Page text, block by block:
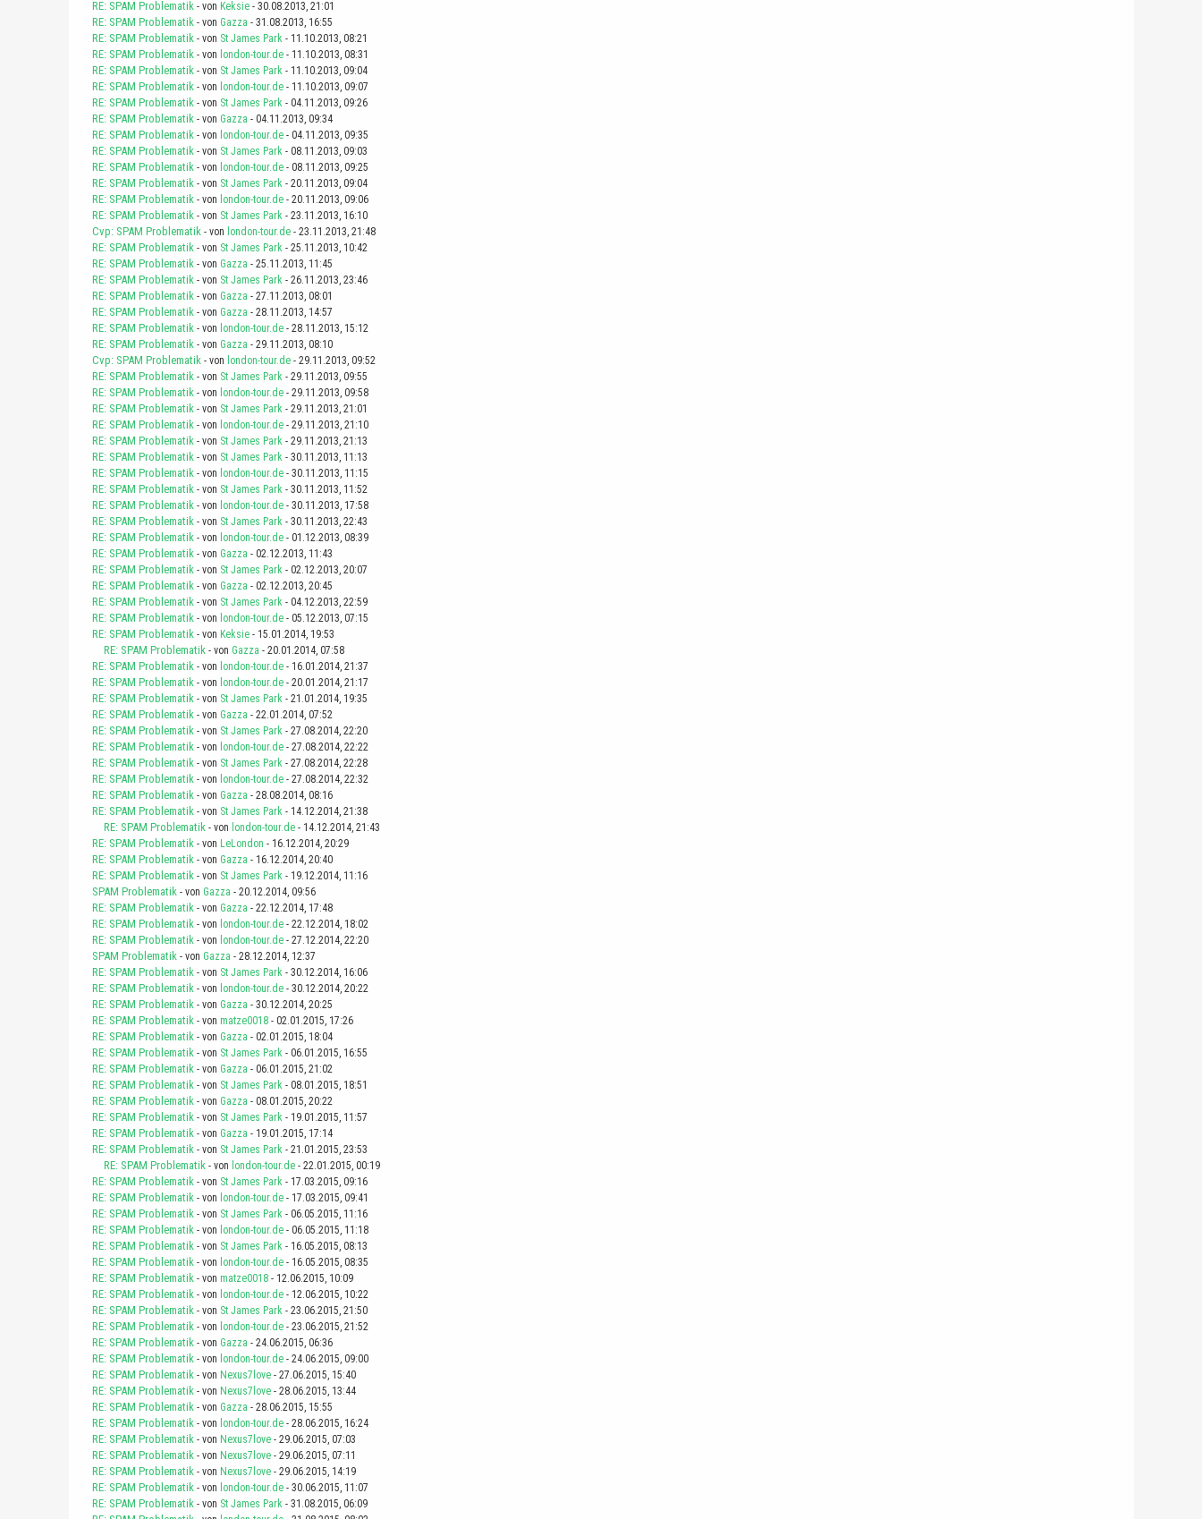
RE: SPAM Problematik - von Keksie- 30.08.2013, 21:01
RE: SPAM Problematik - von Gazza - 31.08.2013, 16:55
RE: SPAM Problematik - von St James Park- 11.10.2013, 08:21
RE: SPAM Problematik - von london-tour.de- 11.10.2013, 08:31
RE: SPAM Problematik - von St James Park- 11.10.2013, 09:04
RE: SPAM Problematik - von london-tour.de- 11.10.2013, 09:07
RE: SPAM Problematik - von St James Park- 04.11.2013, 09:26
RE: SPAM Problematik - von Gazza - 04.11.2013, 09:34
RE: SPAM Problematik - von london-tour.de- 04.11.2013, 09:35
RE: SPAM Problematik - von St James Park- 08.11.2013, 09:03
RE: SPAM Problematik - von london-tour.de- 08.11.2013, 09:25
RE: SPAM Problematik - von St James Park- 20.11.2013, 09:04
RE: SPAM Problematik - von london-tour.de- 20.11.2013, 09:06
RE: SPAM Problematik - von St James Park- 23.11.2013, 16:10
Cvp: SPAM Problematik - von london-tour.de- 23.11.2013, 21:48
RE: SPAM Problematik - von St James Park- 25.11.2013, 10:42
RE: SPAM Problematik - von Gazza - 25.11.2013, 11:45
RE: SPAM Problematik - von St James Park- 26.11.2013, 23:46
RE: SPAM Problematik - von Gazza - 27.11.2013, 08:01
RE: SPAM Problematik - von Gazza - 28.11.2013, 14:57
RE: SPAM Problematik - von london-tour.de- 28.11.2013, 15:12
RE: SPAM Problematik - von Gazza - 29.11.2013, 08:10
Cvp: SPAM Problematik - von london-tour.de- 29.11.2013, 09:52
RE: SPAM Problematik - von St James Park- 29.11.2013, 09:55
RE: SPAM Problematik - von london-tour.de- 29.11.2013, 09:58
RE: SPAM Problematik - von St James Park- 29.11.2013, 21:01
RE: SPAM Problematik - von london-tour.de- 29.11.2013, 21:10
RE: SPAM Problematik - von St James Park- 29.11.2013, 21:13
RE: SPAM Problematik - von St James Park- 30.11.2013, 11:13
RE: SPAM Problematik - von london-tour.de- 30.11.2013, 11:15
RE: SPAM Problematik - von St James Park- 30.11.2013, 11:52
RE: SPAM Problematik - von london-tour.de- 30.11.2013, 17:58
RE: SPAM Problematik - von St James Park- 30.11.2013, 22:43
RE: SPAM Problematik - von london-tour.de- 01.12.2013, 08:39
RE: SPAM Problematik - von Gazza - 02.12.2013, 11:43
RE: SPAM Problematik - von St James Park- 02.12.2013, 20:07
RE: SPAM Problematik - von Gazza - 02.12.2013, 20:45
RE: SPAM Problematik - von St James Park- 04.12.2013, 22:59
RE: SPAM Problematik - von london-tour.de- 05.12.2013, 07:15
RE: SPAM Problematik - von Keksie- 15.01.2014, 19:53
RE: SPAM Problematik - von Gazza - 20.01.2014, 07:58
RE: SPAM Problematik - von london-tour.de- 16.01.2014, 21:37
RE: SPAM Problematik - von london-tour.de- 20.01.2014, 21:17
RE: SPAM Problematik - von St James Park- 21.01.2014, 19:35
RE: SPAM Problematik - von Gazza - 22.01.2014, 07:52
RE: SPAM Problematik - von St James Park- 27.08.2014, 22:20
RE: SPAM Problematik - von london-tour.de- 27.08.2014, 22:22
RE: SPAM Problematik - von St James Park- 27.08.2014, 22:28
RE: SPAM Problematik - von london-tour.de- 27.08.2014, 22:32
RE: SPAM Problematik - von Gazza - 28.08.2014, 08:16
RE: SPAM Problematik - von St James Park- 14.12.2014, 21:38
RE: SPAM Problematik - von london-tour.de- 14.12.2014, 21:43
RE: SPAM Problematik - von LeLondon - 16.12.2014, 20:29
RE: SPAM Problematik - von Gazza - 16.12.2014, 20:40
RE: SPAM Problematik - von St James Park- 19.12.2014, 11:16
SPAM Problematik - von Gazza - 20.12.2014, 09:56
RE: SPAM Problematik - von Gazza - 22.12.2014, 17:48
RE: SPAM Problematik - von london-tour.de- 22.12.2014, 18:02
RE: SPAM Problematik - von london-tour.de- 27.12.2014, 22:20
SPAM Problematik - von Gazza - 28.12.2014, 12:37
RE: SPAM Problematik - von St James Park- 30.12.2014, 16:06
RE: SPAM Problematik - von london-tour.de- 30.12.2014, 20:22
RE: SPAM Problematik - von Gazza - 30.12.2014, 20:25
RE: SPAM Problematik - von matze0018- 02.01.2015, 17:26
RE: SPAM Problematik - von Gazza - 02.01.2015, 18:04
RE: SPAM Problematik - von St James Park- 06.01.2015, 16:55
RE: SPAM Problematik - von Gazza - 06.01.2015, 21:02
RE: SPAM Problematik - von St James Park- 08.01.2015, 18:51
RE: SPAM Problematik - von Gazza - 08.01.2015, 20:22
RE: SPAM Problematik - von St James Park- 19.01.2015, 11:57
RE: SPAM Problematik - von Gazza - 19.01.2015, 17:14
RE: SPAM Problematik - von St James Park- 21.01.2015, 23:53
RE: SPAM Problematik - von london-tour.de- 22.01.2015, 00:19
RE: SPAM Problematik - von St James Park- 17.03.2015, 09:16
RE: SPAM Problematik - von london-tour.de- 17.03.2015, 09:41
RE: SPAM Problematik - von St James Park- 06.05.2015, 11:16
RE: SPAM Problematik - von london-tour.de- 06.05.2015, 11:18
RE: SPAM Problematik - von St James Park- 16.05.2015, 08:13
RE: SPAM Problematik - von london-tour.de- 16.05.2015, 08:35
RE: SPAM Problematik - von matze0018- 12.06.2015, 10:09
RE: SPAM Problematik - von london-tour.de- 12.06.2015, 10:22
RE: SPAM Problematik - von St James Park- 23.06.2015, 21:50
RE: SPAM Problematik - von london-tour.de- 23.06.2015, 21:52
RE: SPAM Problematik - von Gazza - 24.06.2015, 06:36
RE: SPAM Problematik - von london-tour.de- 24.06.2015, 09:00
RE: SPAM Problematik - von Nexus7love- 27.06.2015, 15:40
RE: SPAM Problematik - von Nexus7love- 28.06.2015, 13:44
RE: SPAM Problematik - von Gazza - 28.06.2015, 15:55
RE: SPAM Problematik - von london-tour.de- 28.06.2015, 16:24
RE: SPAM Problematik - von Nexus7love- 29.06.2015, 07:03
RE: SPAM Problematik - von Nexus7love- 29.06.2015, 07:11
RE: SPAM Problematik - von Nexus7love- 29.06.2015, 14:19
RE: SPAM Problematik - von london-tour.de- 30.06.2015, 11:07
RE: SPAM Problematik - von St James Park- 31.08.2015, 06:09